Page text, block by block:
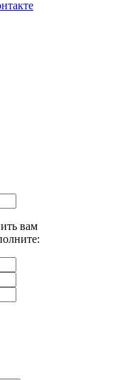
вам